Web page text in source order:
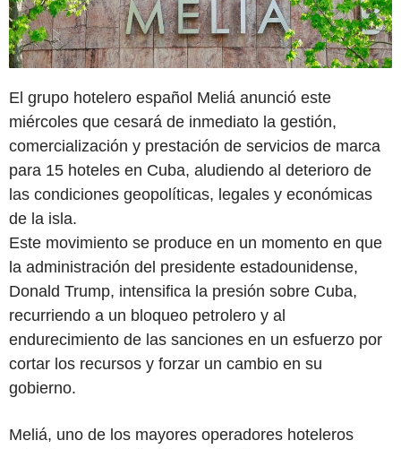
El grupo hotelero español Meliá anunció este
miércoles que cesará de inmediato la gestión,
comercialización y prestación de servicios de marca
para 15 hoteles en Cuba, aludiendo al deterioro de
las condiciones geopolíticas, legales y económicas
de la isla.
Este movimiento se produce en un momento en que
la administración del presidente estadounidense,
Donald Trump, intensifica la presión sobre Cuba,
recurriendo a un bloqueo petrolero y al
endurecimiento de las sanciones en un esfuerzo por
cortar los recursos y forzar un cambio en su
gobierno.
Meliá, uno de los mayores operadores hoteleros